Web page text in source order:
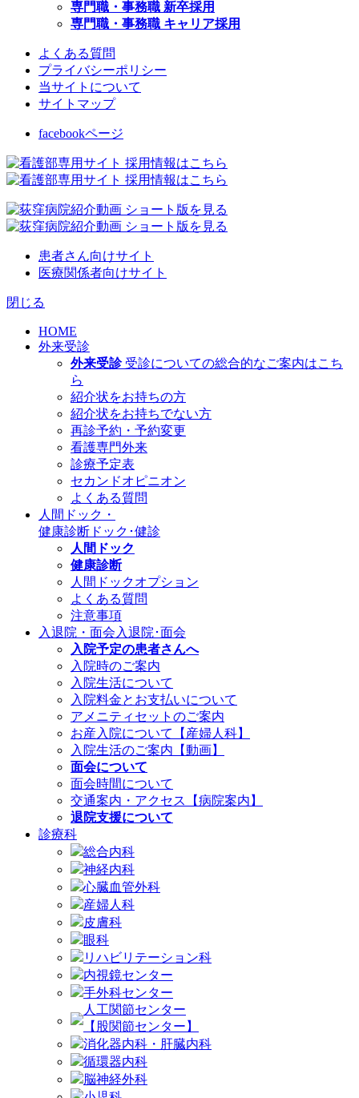
専門職・事務職 新卒採用
専門職・事務職 キャリア採用
よくある質問
プライバシーポリシー
当サイトについて
サイトマップ
facebookページ
患者さん向けサイト
医療関係者向けサイト
閉じる
HOME
外来受診
外来受診 受診についての総合的なご案内はこち
ら
紹介状をお持ちの方
紹介状をお持ちでない方
再診予約・予約変更
看護専門外来
診療予定表
セカンドオピニオン
よくある質問
人間ドック・
健康診断 ドック･健診
人間ドック
健康診断
人間ドックオプション
よくある質問
注意事項
入退院・面会 入退院･面会
入院予定の患者さんへ
入院時のご案内
入院生活について
入院料金とお支払いについて
アメニティセットのご案内
お産入院について【産婦人科】
入院生活のご案内【動画】
面会について
面会時間について
交通案内・アクセス【病院案内】
退院支援について
診療科
総合内科
神経内科
心臓血管外科
産婦人科
皮膚科
眼科
リハビリテーション科
内視鏡センター
手外科センター
人工関節センター
【股関節センター】
消化器内科・肝臓内科
循環器内科
脳神経外科